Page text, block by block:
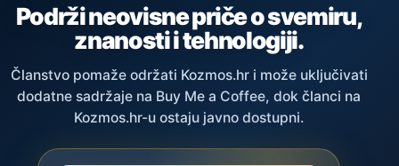
Podrži neovisne priče o svemiru,
znanosti i tehnologiji.
Članstvo pomaže održati Kozmos.hr i može uključivati
dodatne sadržaje na Buy Me a Coffee, dok članci na
Kozmos.hr-u ostaju javno dostupni.